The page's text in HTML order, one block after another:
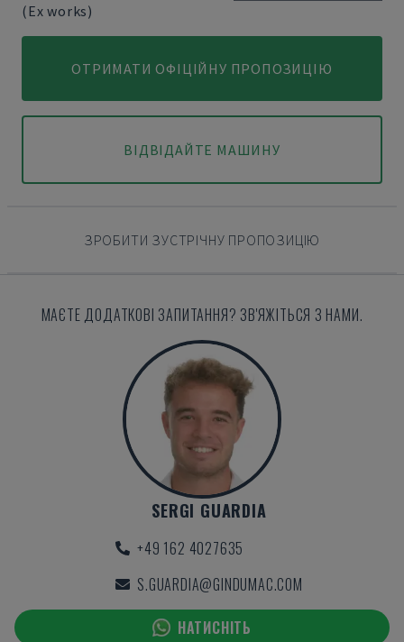
(Ex works)
ОТРИМАТИ ОФІЦІЙНУ ПРОПОЗИЦІЮ
ВІДВІДАЙТЕ МАШИНУ
ЗРОБИТИ ЗУСТРІЧНУ ПРОПОЗИЦІЮ
МАЄТЕ ДОДАТКОВІ ЗАПИТАННЯ? ЗВ'ЯЖІТЬСЯ З НАМИ.
SERGI GUARDIA
+49 162 4027635
S.GUARDIA@GINDUMAC.COM
НАТИСНІТЬ